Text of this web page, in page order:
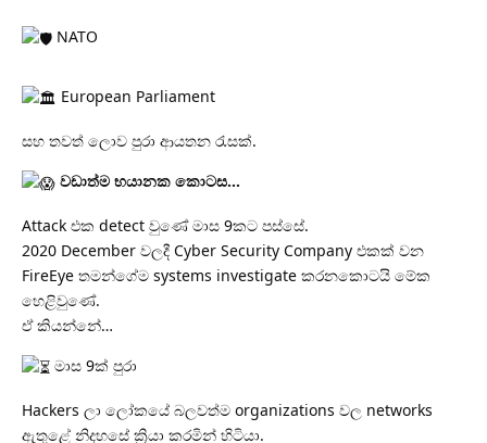
NATO
European Parliament
සහ තවත් ලොව පුරා ආයතන රැසක්.
වඩාත්ම භයානක කොටස…
Attack එක detect වුණේ මාස 9කට පස්සේ.
2020 December වලදී Cyber Security Company එකක් වන
FireEye තමන්ගේම systems investigate කරනකොටයි මේක
හෙළිවුණේ.
ඒ කියන්නේ…
මාස 9ක් පුරා
Hackers ලා ලෝකයේ බලවත්ම organizations වල networks
ඇතුළේ නිදහසේ ක්‍රියා කරමින් හිටියා.